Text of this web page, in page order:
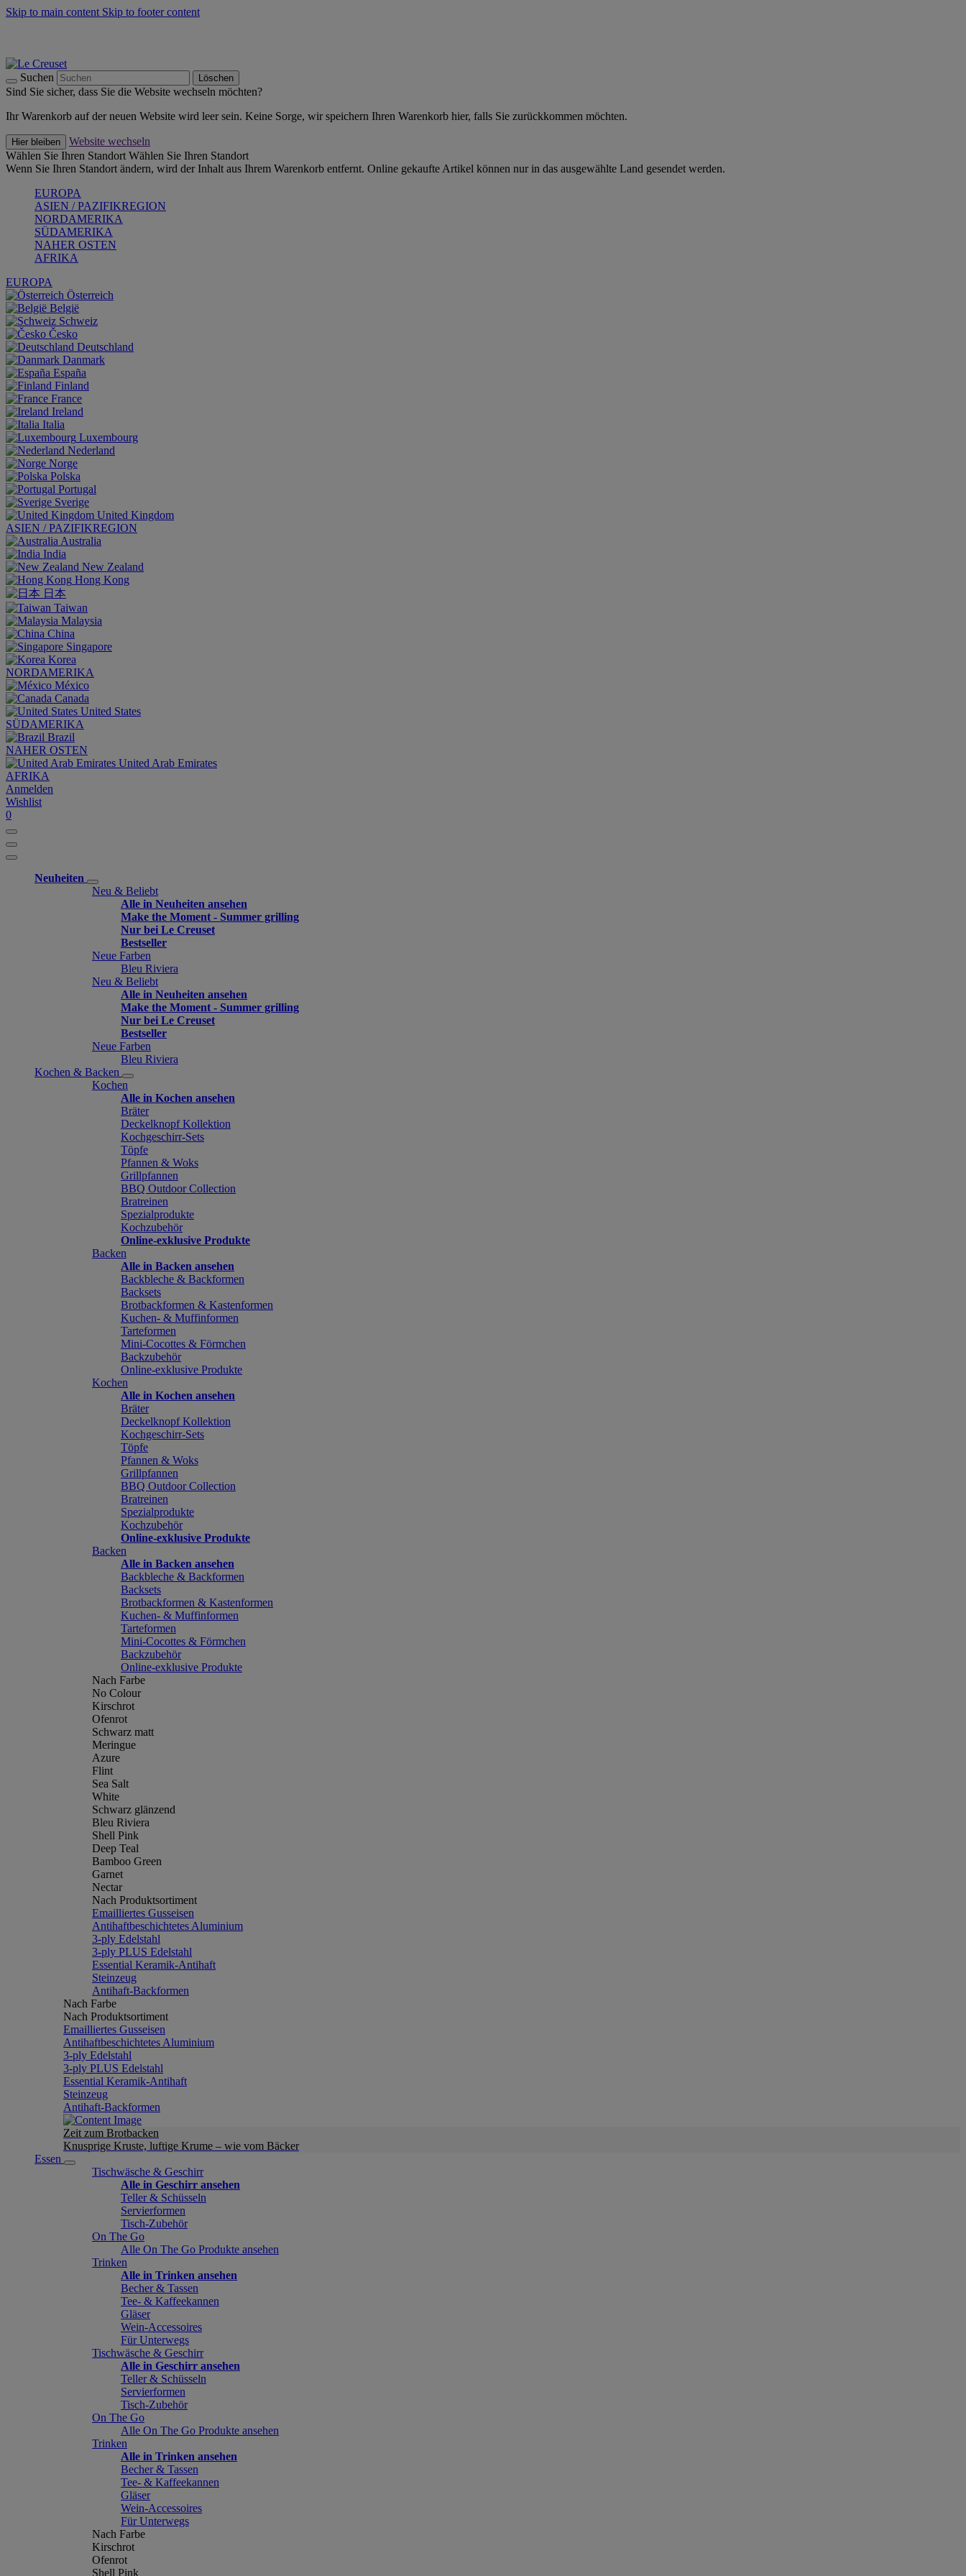
Skip to main content Skip to footer content
Suchen Löschen
Sind Sie sicher, dass Sie die Website wechseln möchten?
Ihr Warenkorb auf der neuen Website wird leer sein. Keine Sorge, wir speichern Ihren Warenkorb hier, falls Sie zurückkommen möchten.
Hier bleiben
Website wechseln
Wählen Sie Ihren Standort Wählen Sie Ihren Standort
Wenn Sie Ihren Standort ändern, wird der Inhalt aus Ihrem Warenkorb entfernt. Online gekaufte Artikel können nur in das ausgewählte Land gesendet werden.
EUROPA
ASIEN / PAZIFIKREGION
NORDAMERIKA
SÜDAMERIKA
NAHER OSTEN
AFRIKA
EUROPA
Österreich
België
Schweiz
Česko
Deutschland
Danmark
España
Finland
France
Ireland
Italia
Luxembourg
Nederland
Norge
Polska
Portugal
Sverige
United Kingdom
ASIEN / PAZIFIKREGION
Australia
India
New Zealand
Hong Kong
日本
Taiwan
Malaysia
China
Singapore
Korea
NORDAMERIKA
México
Canada
United States
SÜDAMERIKA
Brazil
NAHER OSTEN
United Arab Emirates
AFRIKA
Anmelden
Wishlist
0
Neuheiten
Neu & Beliebt
Alle in Neuheiten ansehen
Make the Moment - Summer grilling
Nur bei Le Creuset
Bestseller
Neue Farben
Bleu Riviera
Neu & Beliebt
Alle in Neuheiten ansehen
Make the Moment - Summer grilling
Nur bei Le Creuset
Bestseller
Neue Farben
Bleu Riviera
Kochen & Backen
Kochen
Alle in Kochen ansehen
Bräter
Deckelknopf Kollektion
Kochgeschirr-Sets
Töpfe
Pfannen & Woks
Grillpfannen
BBQ Outdoor Collection
Bratreinen
Spezialprodukte
Kochzubehör
Online-exklusive Produkte
Backen
Alle in Backen ansehen
Backbleche & Backformen
Backsets
Brotbackformen & Kastenformen
Kuchen- & Muffinformen
Tarteformen
Mini-Cocottes & Förmchen
Backzubehör
Online-exklusive Produkte
Kochen
Alle in Kochen ansehen
Bräter
Deckelknopf Kollektion
Kochgeschirr-Sets
Töpfe
Pfannen & Woks
Grillpfannen
BBQ Outdoor Collection
Bratreinen
Spezialprodukte
Kochzubehör
Online-exklusive Produkte
Backen
Alle in Backen ansehen
Backbleche & Backformen
Backsets
Brotbackformen & Kastenformen
Kuchen- & Muffinformen
Tarteformen
Mini-Cocottes & Förmchen
Backzubehör
Online-exklusive Produkte
Nach Farbe
No Colour
Kirschrot
Ofenrot
Schwarz matt
Meringue
Azure
Flint
Sea Salt
White
Schwarz glänzend
Bleu Riviera
Shell Pink
Deep Teal
Bamboo Green
Garnet
Nectar
Nach Produktsortiment
Emailliertes Gusseisen
Antihaftbeschichtetes Aluminium
3-ply Edelstahl
3-ply PLUS Edelstahl
Essential Keramik-Antihaft
Steinzeug
Antihaft-Backformen
Nach Farbe
Nach Produktsortiment
Emailliertes Gusseisen
Antihaftbeschichtetes Aluminium
3-ply Edelstahl
3-ply PLUS Edelstahl
Essential Keramik-Antihaft
Steinzeug
Antihaft-Backformen
Zeit zum Brotbacken
Knusprige Kruste, luftige Krume – wie vom Bäcker
Essen
Tischwäsche & Geschirr
Alle in Geschirr ansehen
Teller & Schüsseln
Servierformen
Tisch-Zubehör
On The Go
Alle On The Go Produkte ansehen
Trinken
Alle in Trinken ansehen
Becher & Tassen
Tee- & Kaffeekannen
Gläser
Wein-Accessoires
Für Unterwegs
Tischwäsche & Geschirr
Alle in Geschirr ansehen
Teller & Schüsseln
Servierformen
Tisch-Zubehör
On The Go
Alle On The Go Produkte ansehen
Trinken
Alle in Trinken ansehen
Becher & Tassen
Tee- & Kaffeekannen
Gläser
Wein-Accessoires
Für Unterwegs
Nach Farbe
Kirschrot
Ofenrot
Shell Pink